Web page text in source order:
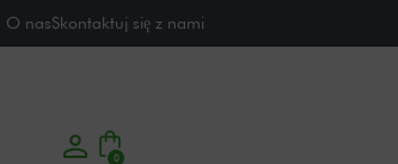
O nasSkontaktuj się z nami
0